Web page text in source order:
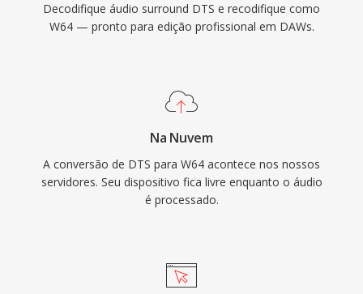
profissional fornecem suporte nativo ao W64
para importação é exportação perfeitas. Para
é alta fidelidade, o W64 oferece a
frustrante restrição de tamanho.
Decodifique áudio surround DTS e recodifique como
W64 — pronto para edição profissional em DAWs.
Na Nuvem
A conversão de DTS para W64 acontece nos nossos
servidores. Seu dispositivo fica livre enquanto o áudio
é processado.